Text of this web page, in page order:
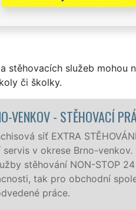
stěhovacích služeb mohou
či školky.
VENKOV
kompletní
profesionální a
denně, 7 dní v týdnu jak
a to levně a se zárukou